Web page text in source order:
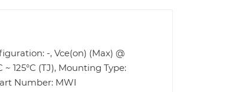
-, Vce(on) (Max) @
125°C (TJ), Mounting Type:
Number: MWI